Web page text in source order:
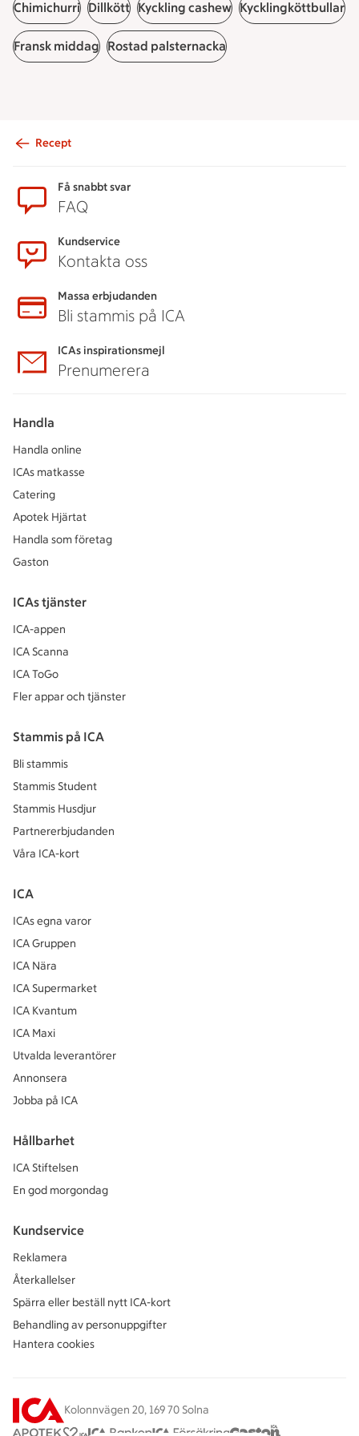
Chimichurri Dillkött Kyckling cashew Kycklingköttbullar
Fransk middag Rostad palsternacka
Recept
Få snabbt svar
FAQ
Kundservice
Kontakta oss
Massa erbjudanden
Bli stammis på ICA
ICAs inspirationsmejl
Prenumerera
Handla
Handla online
ICAs matkasse
Catering
Apotek Hjärtat
Handla som företag
Gaston
ICAs tjänster
ICA-appen
ICA Scanna
ICA ToGo
Fler appar och tjänster
Stammis på ICA
Bli stammis
Stammis Student
Stammis Husdjur
Partnererbjudanden
Våra ICA-kort
ICA
ICAs egna varor
ICA Gruppen
ICA Nära
ICA Supermarket
ICA Kvantum
ICA Maxi
Utvalda leverantörer
Annonsera
Jobba på ICA
Hållbarhet
ICA Stiftelsen
En god morgondag
Kundservice
Reklamera
Återkallelser
Spärra eller beställ nytt ICA-kort
Behandling av personuppgifter
Hantera cookies
Kolonnvägen 20, 169 70 Solna